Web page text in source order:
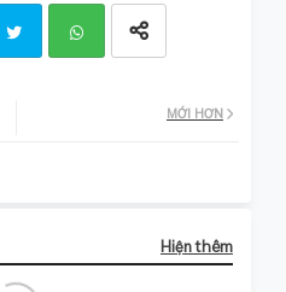
MỚI HƠN
Hiện thêm